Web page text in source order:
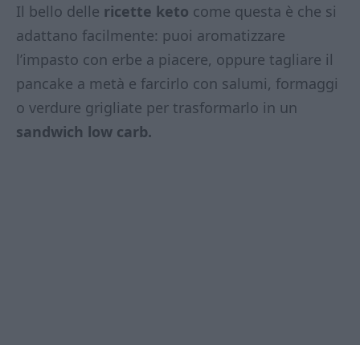
Il bello delle ricette keto come questa è che si
adattano facilmente: puoi aromatizzare
l’impasto con erbe a piacere, oppure tagliare il
pancake a metà e farcirlo con salumi, formaggi
o verdure grigliate per trasformarlo in un
sandwich low carb.